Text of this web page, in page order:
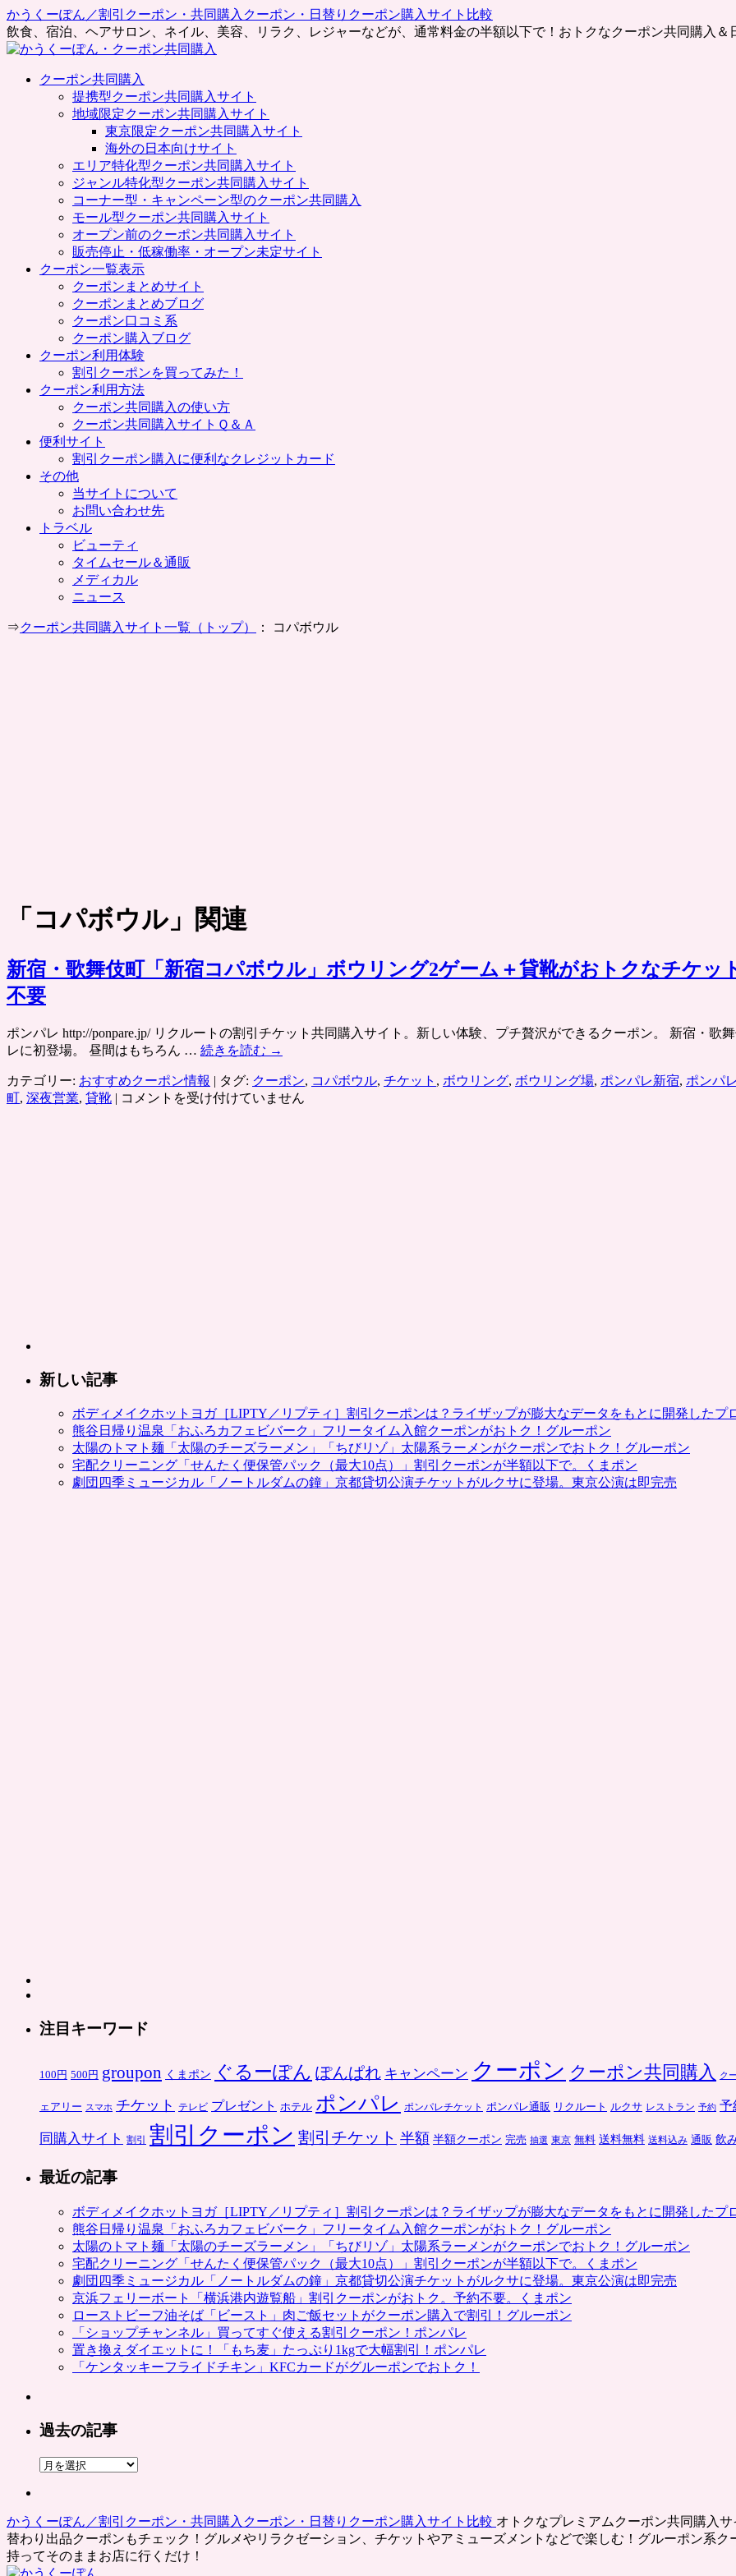
かうくーぽん／割引クーポン・共同購入クーポン・日替りクーポン購入サイト比較
飲食、宿泊、ヘアサロン、ネイル、美容、リラク、レジャーなどが、通常料金の半額以下で！おトクなクーポン共同購入
クーポン共同購入
提携型クーポン共同購入サイト
地域限定クーポン共同購入サイト
東京限定クーポン共同購入サイト
海外の日本向けサイト
エリア特化型クーポン共同購入サイト
ジャンル特化型クーポン共同購入サイト
コーナー型・キャンペーン型のクーポン共同購入
モール型クーポン共同購入サイト
オープン前のクーポン共同購入サイト
販売停止・低稼働率・オープン未定サイト
クーポン一覧表示
クーポンまとめサイト
クーポンまとめブログ
クーポン口コミ系
クーポン購入ブログ
クーポン利用体験
割引クーポンを買ってみた！
クーポン利用方法
クーポン共同購入の使い方
クーポン共同購入サイトＱ＆Ａ
便利サイト
割引クーポン購入に便利なクレジットカード
その他
当サイトについて
お問い合わせ先
トラベル
ビューティ
タイムセール＆通販
メディカル
ニュース
⇒クーポン共同購入サイト一覧（トップ） ： コパボウル
「 コパボウル」関連
新宿・歌舞伎町「新宿コパボウル」ボウリング2ゲーム＋貸靴がおトクなチケッ
不要
ポンパレ http://ponpare.jp/ リクルートの割引チケット共同購入サイト。新しい体験、プチ贅沢ができるクーポン。 新宿・
レに初登場。 昼間はもちろん … 続きを読む →
カテゴリー: おすすめクーポン情報 | タグ: クーポン, コパボウル, チケット , ボウリング, ボウリング場, ポンパレ新宿, ポンパ
町, 深夜営業, 貸靴 | 新
2
ゲ
ー
ム
＋
貸
コメントを受け付けていません
新しい記事
ボディメイクホットヨガ［LIPTY／リプティ］割引クーポンは？ライザップが膨大なデータをもとに開発したプ
熊谷日帰り温泉「おふろカフェビバーク」フリータイム入館クーポンがおトク！グルーポン
太陽のトマト麺「太陽のチーズラーメン」「ちびリゾ」太陽系ラーメンがクーポンでおトク！グルーポン
宅配クリーニング「せんたく便保管パック（最大10点）」割引クーポンが半額以下で。くまポン
劇団四季ミュージカル「ノートルダムの鐘」京都貸切公演チケットがルクサに登場。東京公演は即完売
注目キーワード
100円 500円 groupon くまポン ぐるーぽん ぽんぱれ キャンペーン クーポン クーポン共同購入 ク
ェアリー スマホ チケット テレビ プレゼント ホテル ポンパレ ポンパレチケット ポンパレ通販 リクルート ルクサ レストラン 予約 予
同購入サイト 割引 割引クーポン 割引チケット 半額 半額クーポン 完売 抽選 東京 無料 送料無料 送料込み 通販 飲
最近の記事
ボディメイクホットヨガ［LIPTY／リプティ］割引クーポンは？ライザップが膨大なデータをもとに開発したプ
熊谷日帰り温泉「おふろカフェビバーク」フリータイム入館クーポンがおトク！グルーポン
太陽のトマト麺「太陽のチーズラーメン」「ちびリゾ」太陽系ラーメンがクーポンでおトク！グルーポン
宅配クリーニング「せんたく便保管パック（最大10点）」割引クーポンが半額以下で。くまポン
劇団四季ミュージカル「ノートルダムの鐘」京都貸切公演チケットがルクサに登場。東京公演は即完売
京浜フェリーボート「横浜港内遊覧船」割引クーポンがおトク。予約不要。くまポン
ローストビーフ油そば「ビースト」肉ご飯セットがクーポン購入で割引！グルーポン
「ショップチャンネル」買ってすぐ使える割引クーポン！ポンパレ
置き換えダイエットに！「もち麦」たっぷり1kgで大幅割引！ポンパレ
「ケンタッキーフライドチキン」KFCカードがグルーポンでおトク！
過去の記事
過
記
事
かうくーぽん／割引クーポン・共同購入クーポン・日替りクーポン購入サイト比較 オトクなプレミアムクーポン共同購入
替わり出品クーポンもチェック！グルメやリラクゼーション、チケットやアミューズメントなどで楽しむ！グルーポン系
持ってそのままお店に行くだけ！